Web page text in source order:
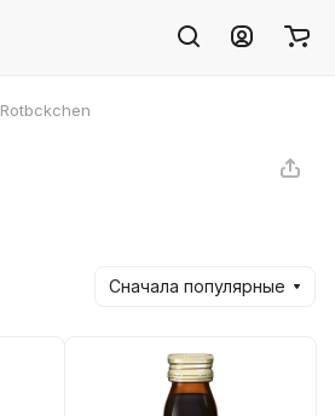
Rotbckchen
Сначала популярные